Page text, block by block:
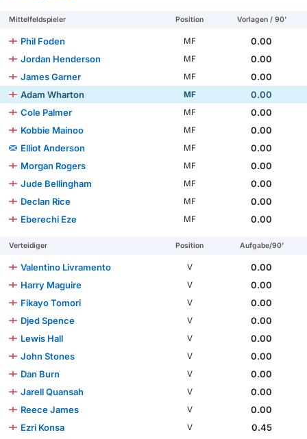
Mittelfeldspieler Position Vorlagen / 90'
Phil Foden MF
0.00
Jordan Henderson
MF
0.00
James Garner
MF
0.00
Adam Wharton
MF
0.00
Cole Palmer
MF
0.00
Kobbie Mainoo
MF
0.00
Elliot Anderson
MF
0.00
Morgan Rogers
MF
0.00
Jude Bellingham
MF
0.00
Declan Rice
MF
0.00
Eberechi Eze
MF 0.00
Verteidiger Position Aufgabe/90'
Valentino Livramento V
0.00
Harry Maguire
V
0.00
Fikayo Tomori
V
0.00
Djed Spence
V
0.00
Lewis Hall
V
0.00
John Stones
V
0.00
Dan Burn
V
0.00
Jarell Quansah
V
0.00
Reece James
V
0.00
Ezri Konsa
V
0.45